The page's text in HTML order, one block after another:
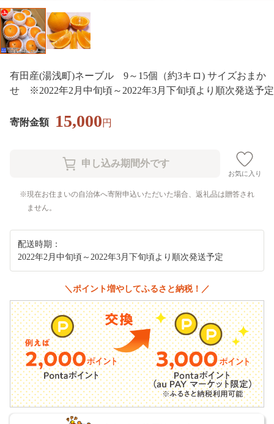
有田産(湯浅町)ネーブル 9～15個（約3キロ) サイズおまか
せ ※2022年2月中旬頃～2022年3月下旬頃より順次発送予定
寄附金額 15,000円
お気に入り
現在お住まいの自治体へ寄附申込いただいた場合、返礼品は贈答され
ません。
配送時期：
2022年2月中旬頃～2022年3月下旬頃より順次発送予定
＼ポイント増やしてふるさと納税！／